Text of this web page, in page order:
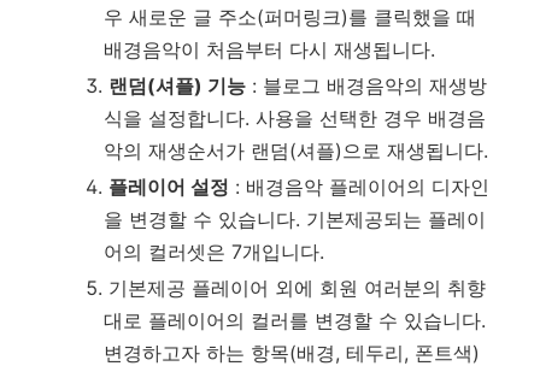
우 새로운 글 주소(퍼머링크)를 클릭했을 때
배경음악이 처음부터 다시 재생됩니다.
랜덤(셔플) 기능 : 블로그 배경음악의 재생방
식을 설정합니다. 사용을 선택한 경우 배경음
악의 재생순서가 랜덤(셔플)으로 재생됩니다.
플레이어 설정 : 배경음악 플레이어의 디자인
을 변경할 수 있습니다. 기본제공되는 플레이
어의 컬러셋은 7개입니다.
기본제공 플레이어 외에 회원 여러분의 취향
대로 플레이어의 컬러를 변경할 수 있습니다.
변경하고자 하는 항목(배경, 테두리, 폰트색)